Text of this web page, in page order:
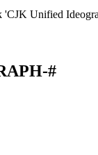
Unified
#